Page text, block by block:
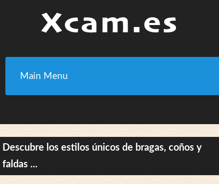
Main Menu
Descubre los estilos únicos de bragas, coños y
faldas ...